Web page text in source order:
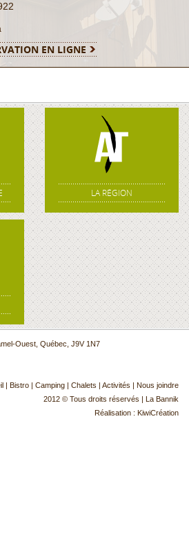
EN LIGNE
LA RÉGION
Ouest, Québec, J9V 1N7
| Bistro | Camping | Chalets | Activités | Nous joindre
2012 © Tous droits réservés | La Bannik
Réalisation : KiwiCréation